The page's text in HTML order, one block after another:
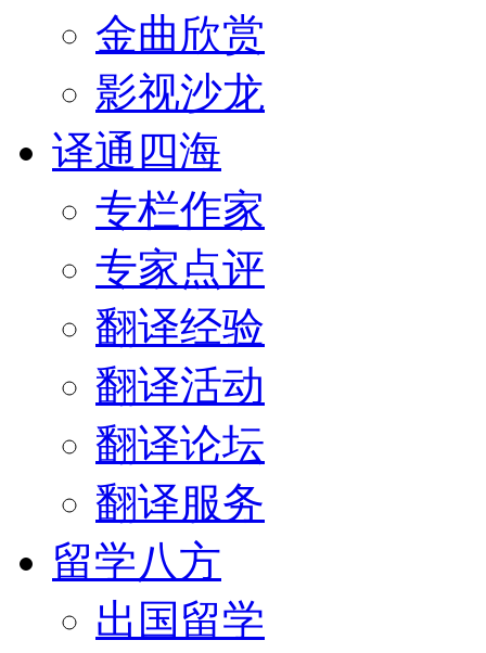
金曲欣赏
影视沙龙
译通四海
专栏作家
专家点评
翻译经验
翻译活动
翻译论坛
翻译服务
留学八方
出国留学